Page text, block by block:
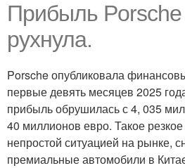
Прибыль
рухнула.
Porsche опубликовала
первые девять месяцев 2025
прибыль обрушилась с 4, 035
40 миллионов евро. Такое
непростой ситуацией на рынке,
премиальные автомобили в